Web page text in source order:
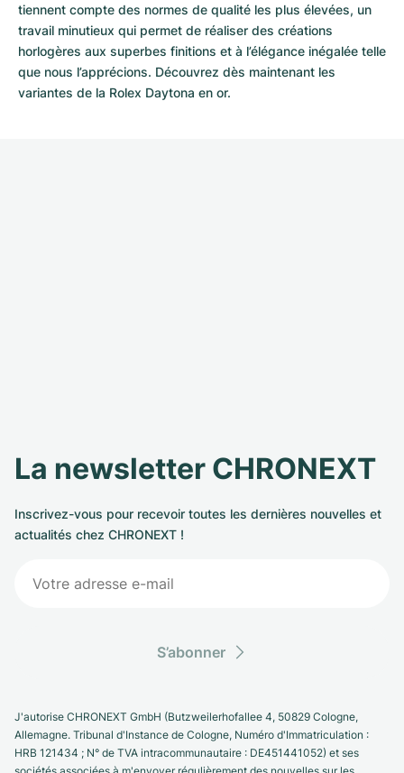
tiennent compte des normes de qualité les plus élevées, un
travail minutieux qui permet de réaliser des créations
horlogères aux superbes finitions et à l’élégance inégalée telle
que nous l’apprécions. Découvrez dès maintenant les
variantes de la Rolex Daytona en or.
La newsletter CHRONEXT
Inscrivez-vous pour recevoir toutes les dernières nouvelles et
actualités chez CHRONEXT !
S’abonner
J'autorise CHRONEXT GmbH (Butzweilerhofallee 4, 50829 Cologne,
Allemagne. Tribunal d'Instance de Cologne, Numéro d'Immatriculation :
HRB 121434 ; N° de TVA intracommunautaire : DE451441052) et ses